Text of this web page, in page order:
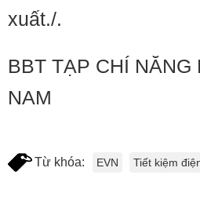
xuất./.
BBT TẠP CHÍ
NAM
Từ khóa: EVN Tiết kiệm